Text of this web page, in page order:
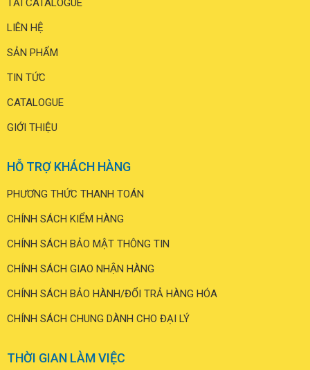
TẢI CATALOGUE
LIÊN HỆ
SẢN PHẨM
TIN TỨC
CATALOGUE
GIỚI THIỆU
HỖ TRỢ KHÁCH HÀNG
PHƯƠNG THỨC THANH TOÁN
CHÍNH SÁCH KIỂM HÀNG
CHÍNH SÁCH BẢO MẬT THÔNG TIN
CHÍNH SÁCH GIAO NHẬN HÀNG
CHÍNH SÁCH BẢO HÀNH/ĐỔI TRẢ HÀNG HÓA
CHÍNH SÁCH CHUNG DÀNH CHO ĐẠI LÝ
THỜI GIAN LÀM VIỆC